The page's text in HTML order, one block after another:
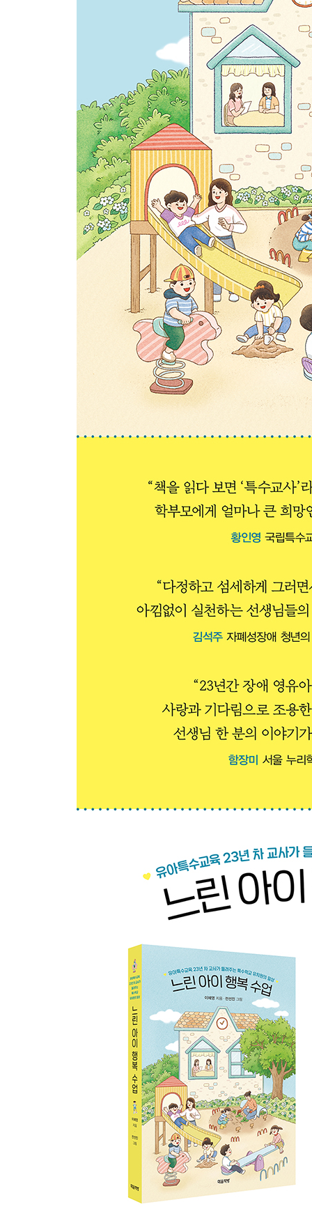
? 가족의 마음을 이해해요, 특수교육의 시작
? 가장 중요한 미션, 라포르 형성
? 가장 좋은 선생님은 부모
? 장애 서비스 시스템은 든든한 지원군
5장 자신만의 속도로 꽃을 피우는 유치원
? 교실이 편안해요, 환경 꾸미기
? 집중력이 높아져요, 시각적 스케줄
? 매일 반복해요, 1교시 아침 모임
? 가족 일기를 활용해요, 언어 지도
? 아이들을 존중해요, 식사 지도
? 미리 대처해요, 안전사고
? 교사의 최고 파트너는 부모
6장 Q&A 아이의 행복을 찾아서
? Q. 우리 아이에게 맞는 교육기관은 어디일까?
? Q. 다양한 장애 유형, 학급은 어떻게 구성될까?
? Q. 특수학교 유치원 입학은 어떻게 하나요?
? 놀이 활동 안전사고 예방수칙 체크리스트
? 부모 코칭 수업 프로그램
? 부모-아이 언어 발달 촉진 상호작용 방법
? 숲 체험 활동할 때 주의 사항
? 습식 수채화 활동 방법
? 천연 오일 바르기 활동 방법
? 플래시 카드 활동 방법
? 특수교육 관련 서비스 정보